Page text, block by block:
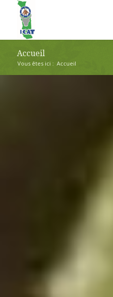
Accueil
Vous êtes ici : Accueil